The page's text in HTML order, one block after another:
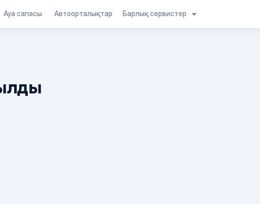
Ауа сапасы Автоорталықтар Барлық сервистер